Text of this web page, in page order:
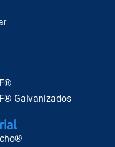
Galvanizados